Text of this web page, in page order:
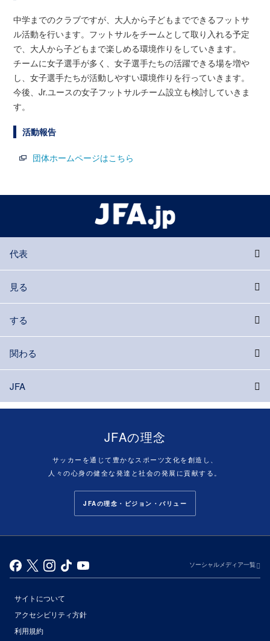
中学までのクラブですが、大人から子どもまでできるフットサ
ル活動を行います。フットサルをチームとして取り入れる予定
で、大人から子どもまで楽しめる環境作りをしていきます。
チームに女子選手が多く、女子選手たちの活躍できる場を増や
し、女子選手たちが活動しやすい環境作りを行っていきます。
今後、Jr.ユースの女子フットサルチーム設立も検討していきま
す。
活動報告
団体ホームページはこちら
代表
見る
する
関わる
JFA
JFAの理念
サッカーを通じて豊かなスポーツ文化を創造し、
人々の心身の健全な発達と社会の発展に貢献する。
JFAの理念・ビジョン・バリュー
ソーシャルメディア一覧
サイトについて
アクセシビリティ方針
利用規約